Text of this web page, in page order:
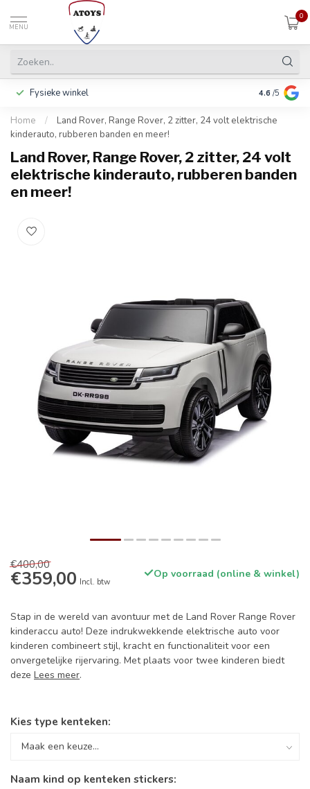
MENU
0
Fysieke winkel Betalen in
4.6 /5
Home /
Land Rover, Range Rover, 2 zitter, 24 volt elektrische
kinderauto, rubberen banden en meer!
Land Rover, Range Rover, 2 zitter, 24 volt
elektrische kinderauto, rubberen banden
en meer!
€400,00
€359,00 Incl. btw
Op voorraad (online & winkel)
Stap in de wereld van avontuur met de Land Rover Range Rover
kinderaccu auto! Deze indrukwekkende elektrische auto voor
kinderen combineert stijl, kracht en functionaliteit voor een
onvergetelijke rijervaring. Met plaats voor twee kinderen biedt
deze Lees meer.
Kies type kenteken:
Naam kind op kenteken stickers: